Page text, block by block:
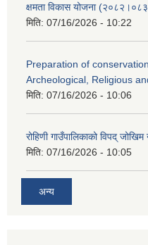
क्षमता विकास योजना
मिति: 07/16/2026 - 10:22
Preparation of
Archeological, Religious
मिति: 07/16/2026 - 10:06
रोहिणी गाउँपालिकाको विपद्
मिति: 07/16/2026 - 10:05
अन्य